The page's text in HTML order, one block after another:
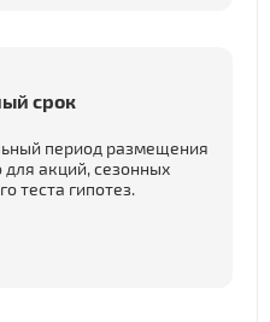
срок
период размещения
для акций, сезонных
теста гипотез.